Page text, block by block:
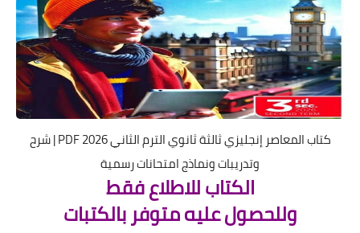
كتاب المعاصر إنجليزي ثالثة ثانوي الترم الثاني 2026 PDF | شرح
وتدريبات ونماذج امتحانات رسمية
الكتاب للاطلاع فقط
وللحصول عليه متوفر بالكتبات